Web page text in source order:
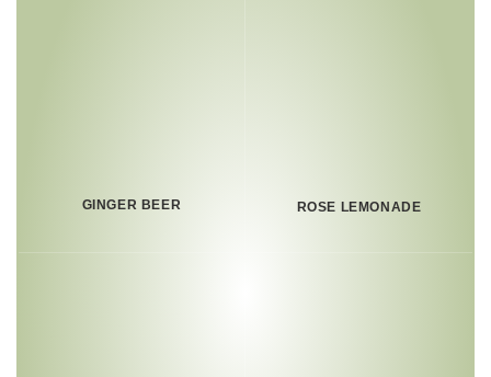
GINGER BEER ROSE LEMONADE